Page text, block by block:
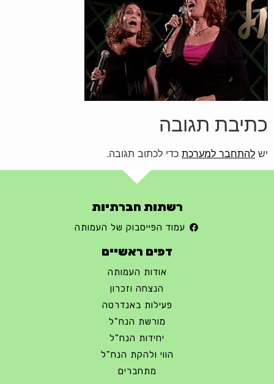
כתיבת תגובה
יש להתחבר למערכת כדי לכתוב תגובה.
רשתות חברתיות
עמוד הפייסבוק של העמותה
דפים ראשיים
אודות העמותה
הנצחה וזכרון
פעילות באנדרטה
מורשת הנח"ל
יחידות הנח"ל
הווי ולהקת הנח"ל
מתחברים